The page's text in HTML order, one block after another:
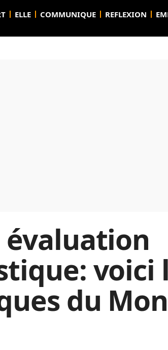
ELLE COMMUNIQUE REFLEXION
évaluation
voici
du